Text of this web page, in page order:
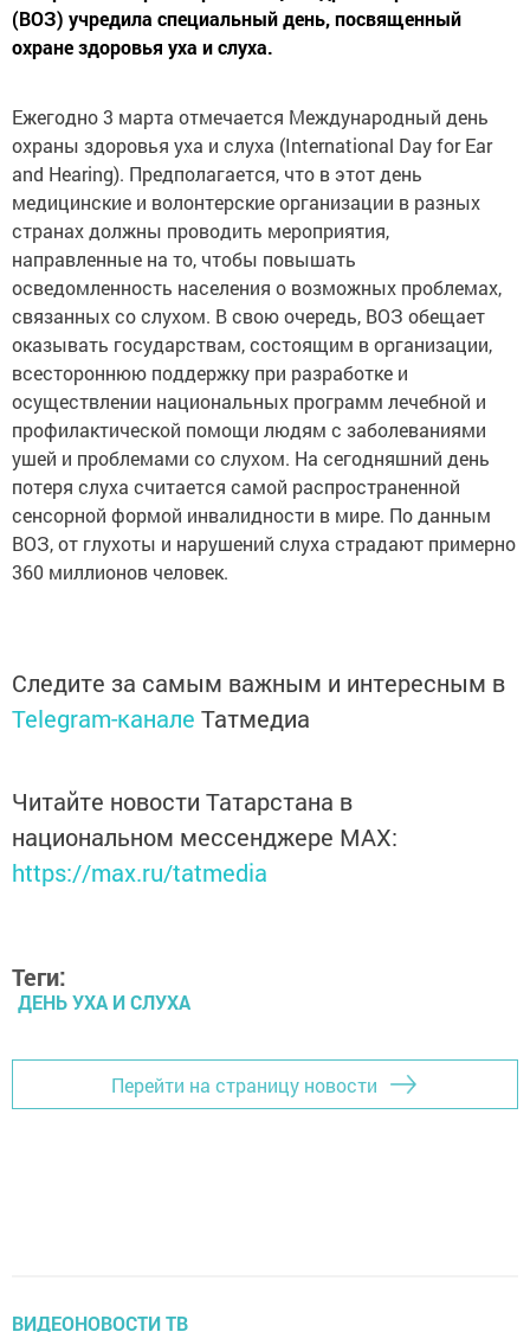
(ВОЗ) учредила специальный день, посвященный
охране здоровья уха и слуха.
Ежегодно 3 марта отмечается Международный день
охраны здоровья уха и слуха (International Day for Ear
and Hearing). Предполагается, что в этот день
медицинские и волонтерские организации в разных
странах должны проводить мероприятия,
направленные на то, чтобы повышать
осведомленность населения о возможных проблемах,
связанных со слухом. В свою очередь, ВОЗ обещает
оказывать государствам, состоящим в организации,
всестороннюю поддержку при разработке и
осуществлении национальных программ лечебной и
профилактической помощи людям с заболеваниями
ушей и проблемами со слухом. На сегодняшний день
потеря слуха считается самой распространенной
сенсорной формой инвалидности в мире. По данным
ВОЗ, от глухоты и нарушений слуха страдают примерно
360 миллионов человек.
Следите за самым важным и интересным в
Telegram-канале Татмедиа
Читайте новости Татарстана в
национальном мессенджере MАХ:
https://max.ru/tatmedia
Теги:
ДЕНЬ УХА И СЛУХА
Перейти на страницу новости
ВИДЕОНОВОСТИ ТВ